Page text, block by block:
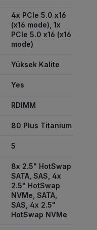
4x PCIe 5.0 x16
(x16 mode), 1x
PCIe 5.0 x16 (x16
mode)
Yüksek Kalite
Yes
RDIMM
80 Plus Titanium
5
8x 2.5" HotSwap
SATA, SAS, 4x
2.5" HotSwap
NVMe, SATA,
SAS, 4x 2.5"
HotSwap NVMe